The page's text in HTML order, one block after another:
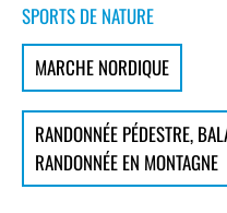
SPORTS DE NATURE
MARCHE NORDIQUE
RANDONNÉE PÉDESTRE,
RANDONNÉE EN MONTAGNE